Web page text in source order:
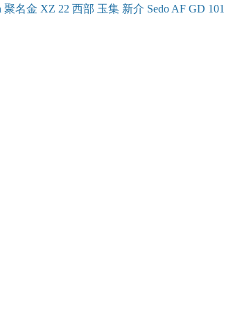
聚名金 XZ 22 西部 玉集 新介 Sedo AF GD 101